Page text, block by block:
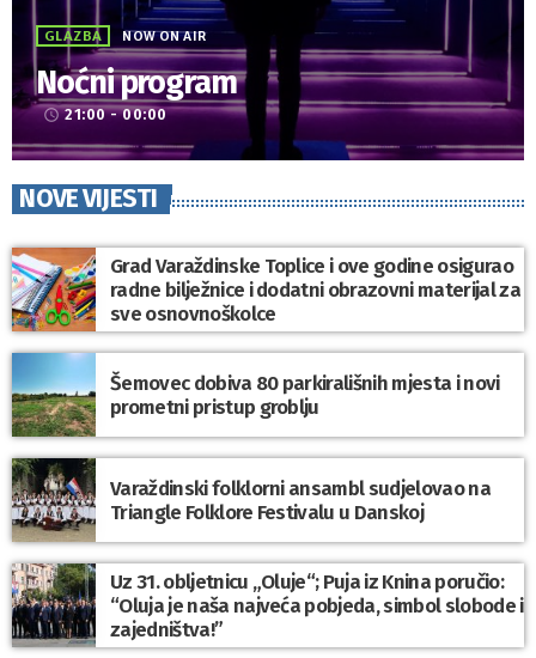
GLAZBA NOW ON AIR
Noćni program
access_time 21:00 - 00:00
NOVE VIJESTI
Grad Varaždinske Toplice i ove godine osigurao
radne bilježnice i dodatni obrazovni materijal za
sve osnovnoškolce
Šemovec dobiva 80 parkirališnih mjesta i novi
prometni pristup groblju
Varaždinski folklorni ansambl sudjelovao na
Triangle Folklore Festivalu u Danskoj
Uz 31. obljetnicu „Oluje“; Puja iz Knina poručio:
“Oluja je naša najveća pobjeda, simbol slobode i
zajedništva!”